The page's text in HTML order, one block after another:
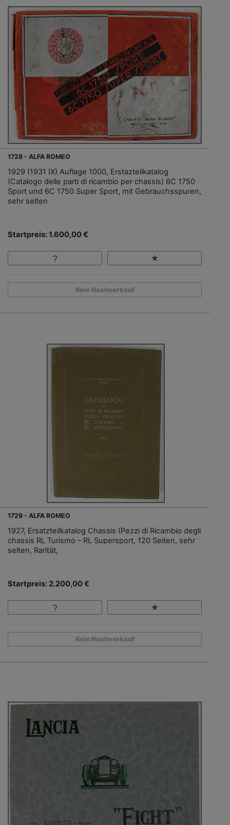
1728 - ALFA ROMEO
1929 (1931 IX) Auflage 1000, Erstazteilkatalog
(Catalogo delle parti di ricambio per chassis) 6C 1750
Sport und 6C 1750 Super Sport, mit Gebrauchsspuren,
sehr selten
Startpreis: 1.600,00 €
Kein Nachverkauf
1729 - ALFA ROMEO
1927, Ersatzteilkatalog Chassis (Pezzi di Ricambio degli
chassis RL Turismo – RL Supersport, 120 Seiten, sehr
selten, Rarität,
Startpreis: 2.200,00 €
Kein Nachverkauf